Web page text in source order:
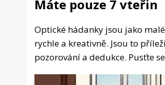
Máte pouze 7 vteřin
Optické hádanky jsou jako
rychle a kreativně. Jsou to
pozorování a dedukce. Pusťte